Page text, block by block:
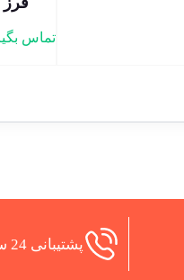
تماس
پشتیبانی 24 ساعته